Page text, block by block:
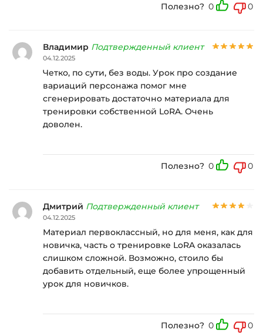
Полезно? 0 0
Владимир Подтвержденный клиент
04.12.2025
Четко, по сути, без воды. Урок про создание
вариаций персонажа помог мне
сгенерировать достаточно материала для
тренировки собственной LoRA. Очень
доволен.
Полезно? 0 0
Дмитрий Подтвержденный клиент
04.12.2025
Материал первоклассный, но для меня, как для
новичка, часть о тренировке LoRA оказалась
слишком сложной. Возможно, стоило бы
добавить отдельный, еще более упрощенный
урок для новичков.
Полезно? 0 0